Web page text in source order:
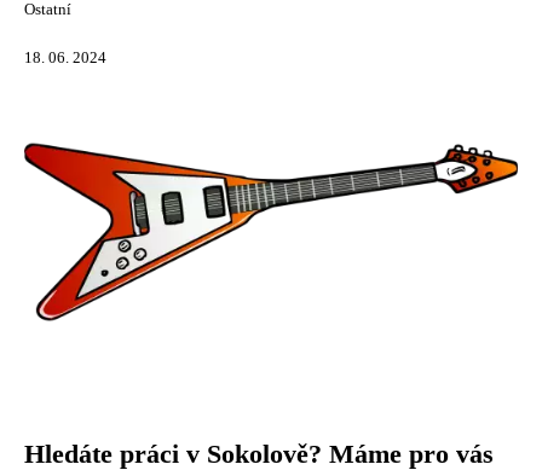
Ostatní
18. 06. 2024
Hledáte práci v Sokolově? Máme pro vás